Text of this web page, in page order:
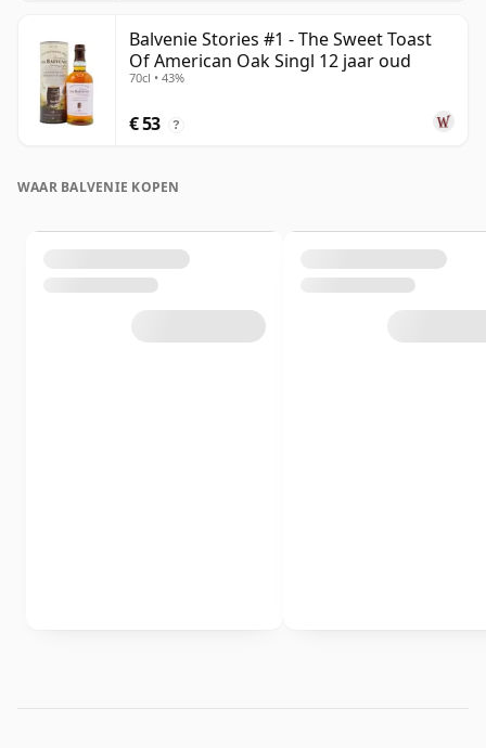
Balvenie Stories #1 - The Sweet Toast
Of American Oak Singl 12 jaar oud
70cl • 43%
€ 53 ?
WAAR BALVENIE KOPEN